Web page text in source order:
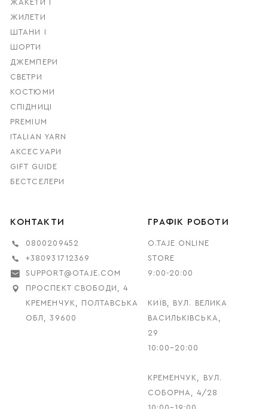
ЖАКЕТИ І
ЖИЛЕТИ
ШТАНИ І
ШОРТИ
ДЖЕМПЕРИ
СВЕТРИ
КОСТЮМИ
СПІДНИЦІ
PREMIUM
ITALIAN YARN
АКСЕСУАРИ
GIFT GUIDE
БЕСТСЕЛЕРИ
КОНТАКТИ
0800209452
+380931712369
SUPPORT@OTAJE.COM
ПРОСПЕКТ СВОБОДИ, 4
КРЕМЕНЧУК, ПОЛТАВСЬКА
ОБЛ, 39600
ГРАФІК РОБОТИ
O.TAJE ONLINE
STORE
9:00-20:00
КИЇВ, ВУЛ. ВЕЛИКА
ВАСИЛЬКІВСЬКА,
29
10:00–20:00
КРЕМЕНЧУК, ВУЛ.
СОБОРНА, 4/28